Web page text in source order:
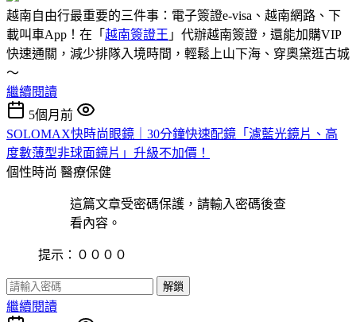
越南自由行最重要的三件事：電子簽證e-visa、越南網路、下
載叫車App！在「 越南簽證王 」代辦越南簽證，還能加購VIP
快速通關，減少排隊入境時間，輕鬆上山下海、穿奧黛逛古城
～
繼續閱讀
5個月前
SOLOMAX快時尚眼鏡｜30分鐘快速配鏡「濾藍光鏡片、高
度數薄型非球面鏡片」升級不加價！
個性時尚 醫療保健
這篇文章受密碼保護，請輸入密碼後查
看內容。
提示：００００
解鎖
繼續閱讀